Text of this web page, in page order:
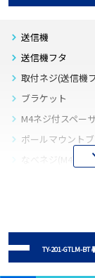
送信機
送信機フタ
取付ネジ(送信機
ブラケット
M4ネジ付スペー
ポールマウント
なべネジ(M4)×2
プラスドライバ
TY-201-GTLM-